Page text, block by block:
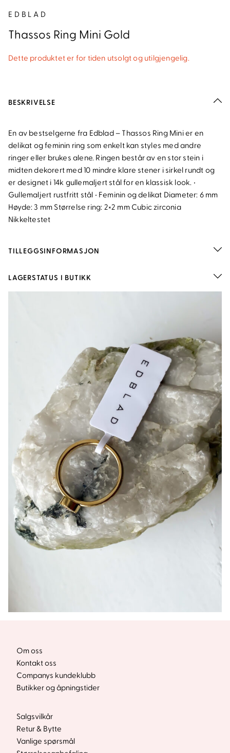
EDBLAD
Thassos Ring Mini Gold
Dette produktet er for tiden utsolgt og utilgjengelig.
BESKRIVELSE
En av bestselgerne fra Edblad – Thassos Ring Mini er en
delikat og feminin ring som enkelt kan styles med andre
ringer eller brukes alene. Ringen består av en stor stein i
midten dekorert med 10 mindre klare stener i sirkel rundt og
er designet i 14k gullemaljert stål for en klassisk look. •
Gullemaljert rustfritt stål • Feminin og delikat Diameter: 6 mm
Høyde: 3 mm Størrelse ring: 2×2 mm Cubic zirconia
Nikkeltestet
TILLEGGSINFORMASJON
LAGERSTATUS I BUTIKK
Om oss
Kontakt oss
Companys kundeklubb
Butikker og åpningstider
Salgsvilkår
Retur & Bytte
Vanlige spørsmål